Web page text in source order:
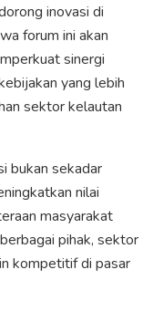
inovasi di
forum ini akan
sinergi
yang lebih
sektor kelautan
bukan sekadar
nilai
masyarakat
pihak, sektor
kompetitif di pasar